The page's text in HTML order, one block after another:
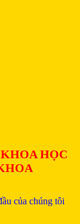
HỌC
của chúng tôi